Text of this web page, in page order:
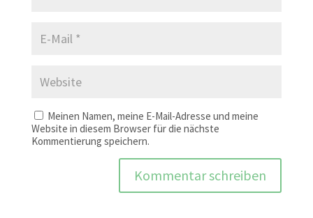
Meinen Namen, meine E-Mail-Adresse und meine
Website in diesem Browser für die nächste
Kommentierung speichern.